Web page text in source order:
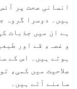
انسانی صحت پر
ہیں۔ دوسرا گروہ
ہے ان میں جذبات
و غصہ، قے اور
ہوتے ہیں۔ اس کے
صلاحیت میں کمی،
سامنے آتے ہیں۔